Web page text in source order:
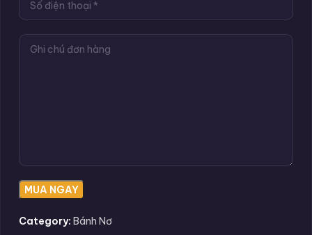
Category: Bánh Nơ